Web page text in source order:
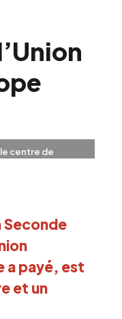
centre de
Seconde
a payé, est
et un